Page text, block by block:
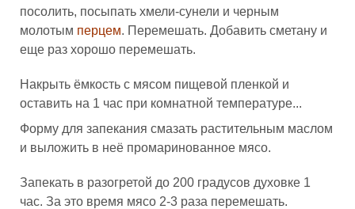
посолить, посыпать хмели-сунели и черным
молотым перцем. Перемешать. Добавить сметану и
еще раз хорошо перемешать.
Накрыть ёмкость с мясом пищевой пленкой и
оставить на 1 час при комнатной температуре...
Форму для запекания смазать растительным маслом
и выложить в неё промаринованное мясо.
Запекать в разогретой до 200 градусов духовке 1
час. За это время мясо 2-3 раза перемешать.